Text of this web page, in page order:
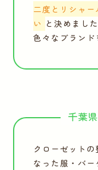
二度とリシャ
い と決めました
色々なブランド
千葉
クローゼット
なった服・バ